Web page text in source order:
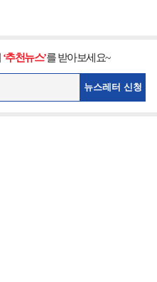
‘추천뉴스’를 받아보세요~
뉴스레터 신청